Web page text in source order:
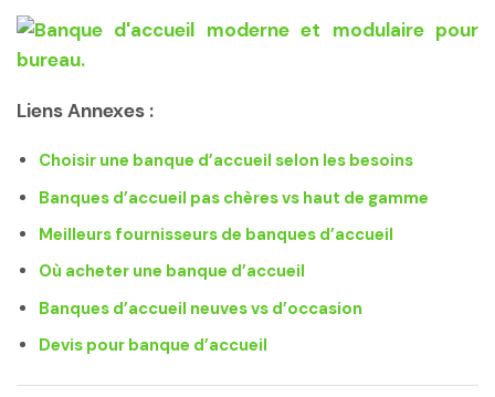
Liens Annexes :
Choisir une banque d’accueil selon les besoins
Banques d’accueil pas chères vs haut de gamme
Meilleurs fournisseurs de banques d’accueil
Où acheter une banque d’accueil
Banques d’accueil neuves vs d’occasion
Devis pour banque d’accueil